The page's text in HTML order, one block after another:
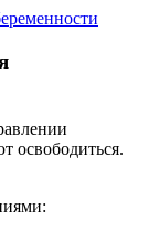
освободиться.